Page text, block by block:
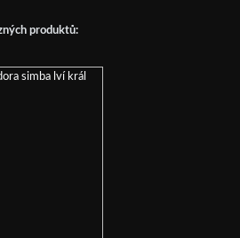
produktů: